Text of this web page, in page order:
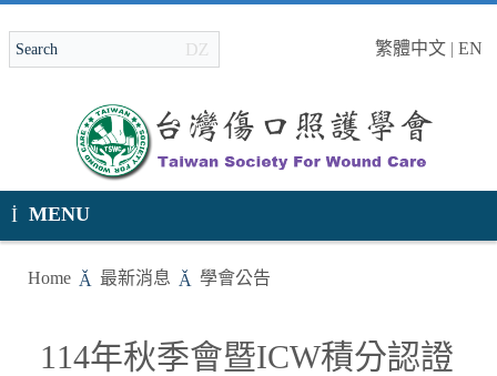
繁體中文 | EN
MENU
Home 最新消息 學會公告
114年秋季會暨ICW積分認證